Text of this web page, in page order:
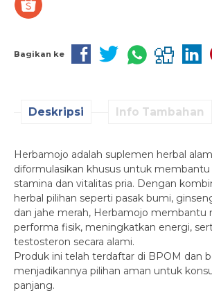
Bagikan ke
Deskripsi Info Tambahan
Herbamojo adalah suplemen herbal
diformulasikan khusus untuk
stamina dan vitalitas pria. Dengan
herbal pilihan seperti pasak bumi,
dan jahe merah, Herbamojo membantu
performa fisik, meningkatkan energi,
testosteron secara alami.
Produk ini telah terdaftar di BPOM dan
menjadikannya pilihan aman untuk
panjang.